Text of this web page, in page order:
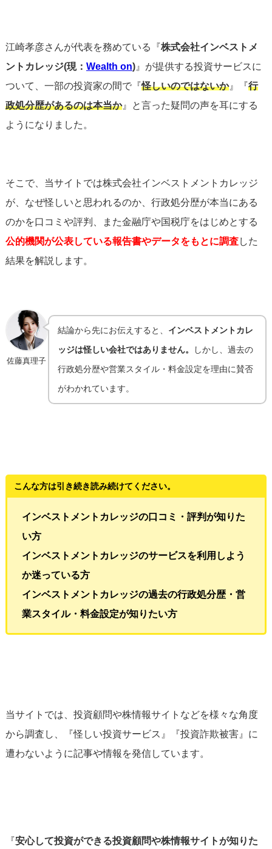
江崎孝彦さんが代表を務めている『株式会社インベストメ
ントカレッジ(現： Wealth on)』が提供する投資サービスに
ついて、一部の投資家の間で『怪しいのではないか』『行
政処分歴があるのは本当か』と言った疑問の声を耳にする
ようになりました。
そこで、当サイトでは株式会社インベストメントカレッジ
が、なぜ怪しいと思われるのか、行政処分歴が本当にある
のかを口コミや評判、また金融庁や国税庁をはじめとする
公的機関が公表している報告書やデータをもとに調査した
結果を解説します。
佐藤真理子
結論から先にお伝えすると、 インベストメントカレ
ッジは怪しい会社ではありません。 しかし、過去の
行政処分歴や営業スタイル・料金設定を理由に賛否
がわかれています。
こんな方は引き続き読み続けてください。
インベストメントカレッジの口コミ・評判が知りた
い方
インベストメントカレッジのサービスを利用しよう
か迷っている方
インベストメントカレッジの過去の行政処分歴・営
業スタイル・料金設定が知りたい方
当サイトでは、投資顧問や株情報サイトなどを様々な角度
から調査し、『怪しい投資サービス』『投資詐欺被害』に
遭わないように記事や情報を発信しています。
『安心して投資ができる投資顧問や株情報サイトが知りた